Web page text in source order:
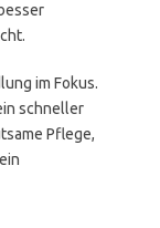
im Fokus.
schneller
Pflege,